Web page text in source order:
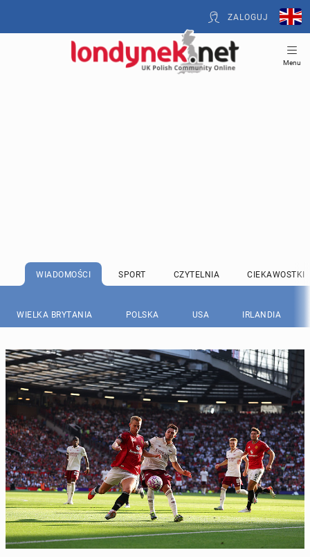
ZALOGUJ
Menu
WIADOMOŚCI SPORT CZYTELNIA CIEKAWOSTKI
WIELKA BRYTANIA POLSKA USA IRLANDIA